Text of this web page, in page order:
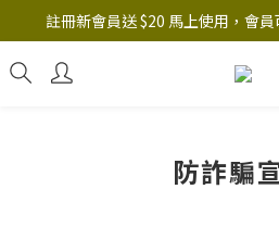
註冊新會員送 $20 馬上使用，會員
註冊新會員送 $20 馬上使用，會員
B.Y.O.B Mask Collection
防詐騙